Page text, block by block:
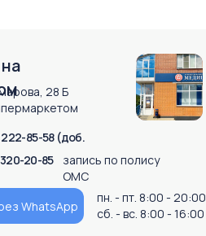
28 Б
пн. - пт. 8:00 - 20:00
сб. - вс. 8:00 - 16:00
запись по полису
ОМС
85-58 (доб.
20-85
WhatsApp